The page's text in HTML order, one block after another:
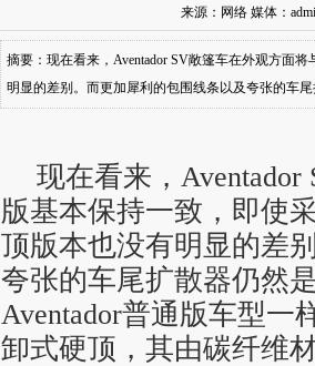
来源：网络 媒体：
摘要：现在看来，Aventador SV敞篷车在外观方面
明显的差别。而更加犀利的包围线条以及夸张的车
现在看来，
版基本保持一致，即使
顶版本也没有明显的差
夸张的车尾扩散器仍然
Aventador普通版车型一
卸式硬顶，其由碳纤维